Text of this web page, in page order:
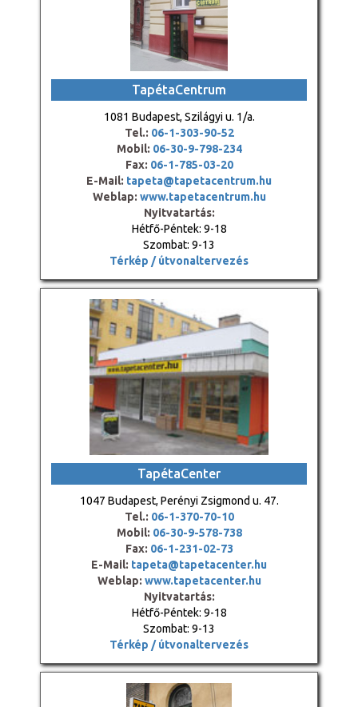
TapétaCentrum
1081 Budapest, Szilágyi u. 1/a.
Tel.: 06-1-303-90-52
Mobil: 06-30-9-798-234
Fax: 06-1-785-03-20
E-Mail: tapeta@tapetacentrum.hu
Weblap: www.tapetacentrum.hu
Nyitvatartás:
Hétfő-Péntek: 9-18
Szombat: 9-13
Térkép / útvonaltervezés
TapétaCenter
1047 Budapest, Perényi Zsigmond u. 47.
Tel.: 06-1-370-70-10
Mobil: 06-30-9-578-738
Fax: 06-1-231-02-73
E-Mail: tapeta@tapetacenter.hu
Weblap: www.tapetacenter.hu
Nyitvatartás:
Hétfő-Péntek: 9-18
Szombat: 9-13
Térkép / útvonaltervezés